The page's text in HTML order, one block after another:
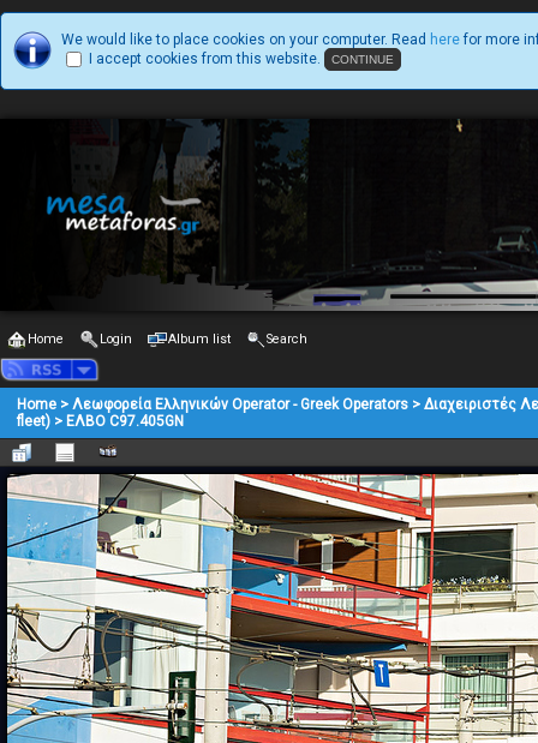
We would like to place cookies on your computer. Read here for more
I accept cookies from this website.
Home Login Album list Search
Home > Λεωφορεία Ελληνικών Operator - Greek Operators > Διαχειριστές
fleet) > ΕΛΒΟ C97.405GN